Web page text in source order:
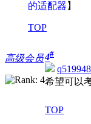
的适配器 】
TOP
高级会员4#
希望可以
TOP